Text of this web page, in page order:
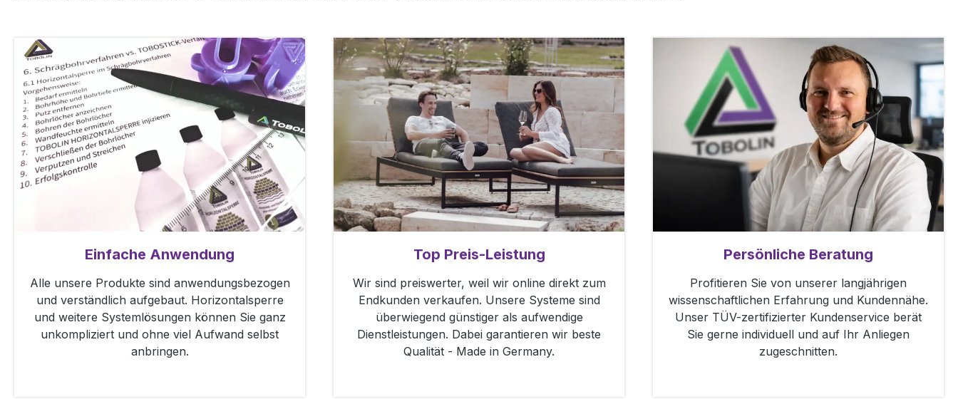
Einfache Anwendung
Alle unsere Produkte sind anwendungsbezogen
und verständlich aufgebaut. Horizontalsperre
und weitere Systemlösungen können Sie ganz
unkompliziert und ohne viel Aufwand selbst
anbringen.
Top Preis-Leistung
Wir sind preiswerter, weil wir online direkt zum
Endkunden verkaufen. Unsere Systeme sind
überwiegend günstiger als aufwendige
Dienstleistungen. Dabei garantieren wir beste
Qualität - Made in Germany.
Persönliche Beratung
Profitieren Sie von unserer langjährigen
wissenschaftlichen Erfahrung und Kundennähe.
Unser TÜV-zertifizierter Kundenservice berät
Sie gerne individuell und auf Ihr Anliegen
zugeschnitten.